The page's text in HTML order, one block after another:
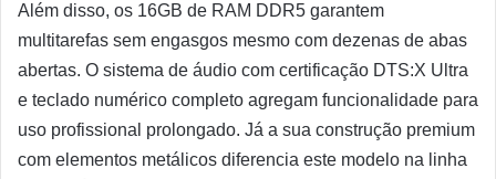
Além disso, os 16GB de RAM DDR5 garantem
multitarefas sem engasgos mesmo com dezenas de abas
abertas. O sistema de áudio com certificação DTS:X Ultra
e teclado numérico completo agregam funcionalidade para
uso profissional prolongado. Já a sua construção premium
com elementos metálicos diferencia este modelo na linha